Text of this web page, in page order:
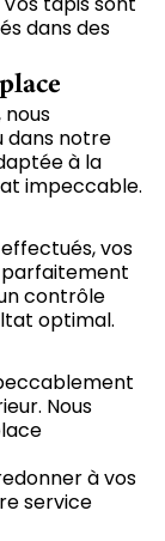
dans des
nous
dans notre
à la
impeccable.
vos
parfaitement
contrôle
optimal.
Nous
à vos
service